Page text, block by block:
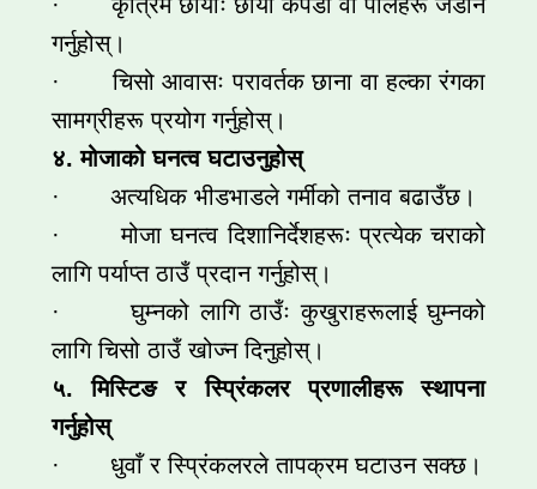
गर्नुहोस्।
· चिसो आवासः परावर्तक छाना वा हल्का रंगका
सामग्रीहरू प्रयोग गर्नुहोस्।
४. मोजाको घनत्व घटाउनुहोस्
· अत्यधिक भीडभाडले गर्मीको तनाव बढाउँछ।
· मोजा घनत्व दिशानिर्देशहरूः प्रत्येक चराको
लागि पर्याप्त ठाउँ प्रदान गर्नुहोस्।
· घुम्नको लागि ठाउँः कुखुराहरूलाई घुम्नको
लागि चिसो ठाउँ खोज्न दिनुहोस्।
५. मिस्टिङ र स्प्रिंकलर प्रणालीहरू स्थापना
गर्नुहोस्
· धुवाँ र स्प्रिंकलरले तापक्रम घटाउन सक्छ।